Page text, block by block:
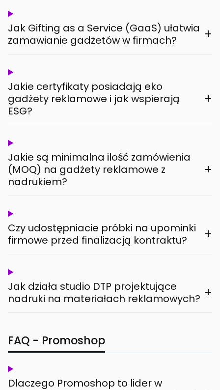
Jak Gifting as a Service (GaaS) ułatwia
zamawianie gadżetów w firmach?
+
Jakie certyfikaty posiadają eko
gadżety reklamowe i jak wspierają
ESG?
+
Jakie są minimalna ilość zamówienia
(MOQ) na gadżety reklamowe z
nadrukiem?
+
Czy udostępniacie próbki na upominki
firmowe przed finalizacją kontraktu?
+
Jak działa studio DTP projektujące
nadruki na materiałach reklamowych? +
FAQ - Promoshop
Dlaczego Promoshop to lider w